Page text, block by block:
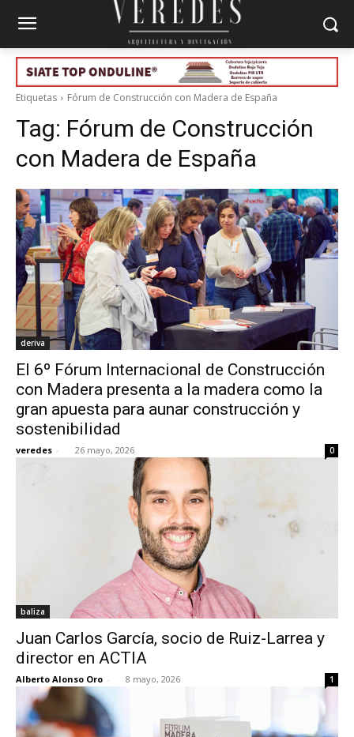
Etiquetas Fórum de Construcción con Madera de España
Tag: Fórum de Construcción
con Madera de España
deriva
El 6º Fórum Internacional de Construcción
con Madera presenta a la madera como la
gran apuesta para aunar construcción y
sostenibilidad
veredes - 26 mayo, 2026 0
baliza
Juan Carlos García, socio de Ruiz-Larrea y
director en ACTIA
Alberto Alonso Oro - 8 mayo, 2026 1